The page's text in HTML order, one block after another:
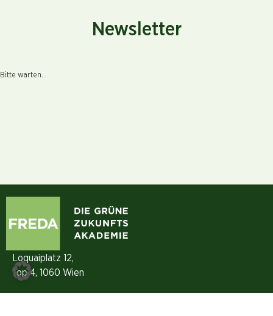
Newsletter
Bitte warten...
Loquaiplatz 12,
Top 4, 1060 Wien